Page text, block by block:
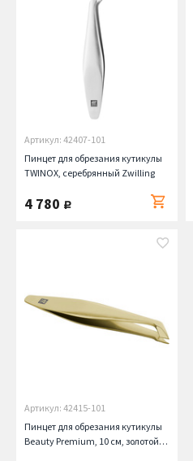
Артикул: 42407-101
Пинцет для обрезания кутикулы
TWINOX, серебрянный Zwilling
4 780 руб.
Артикул: 42415-101
Пинцет для обрезания кутикулы
Beauty Premium, 10 см, золотой